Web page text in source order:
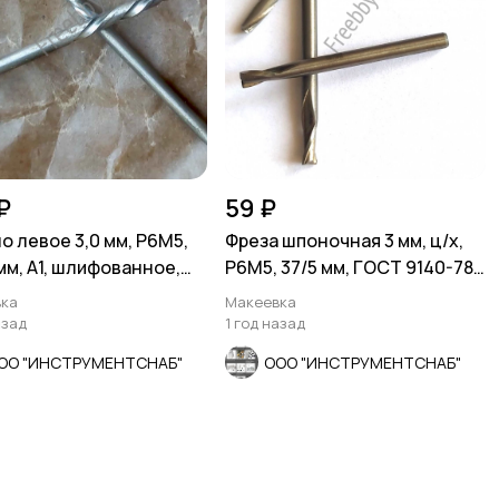
левое 3,0 мм, Р6М5,
А1, шлифованное,
77.
"ИНСТРУМЕНТСНАБ"
59 ₽
Фреза шпоночная 3 мм, ц/х,
Р6М5, 37/5 мм, ГОСТ 9140-78,
СССР.
Макеевка
1 год назад
ООО "ИНСТРУМЕНТСНАБ"